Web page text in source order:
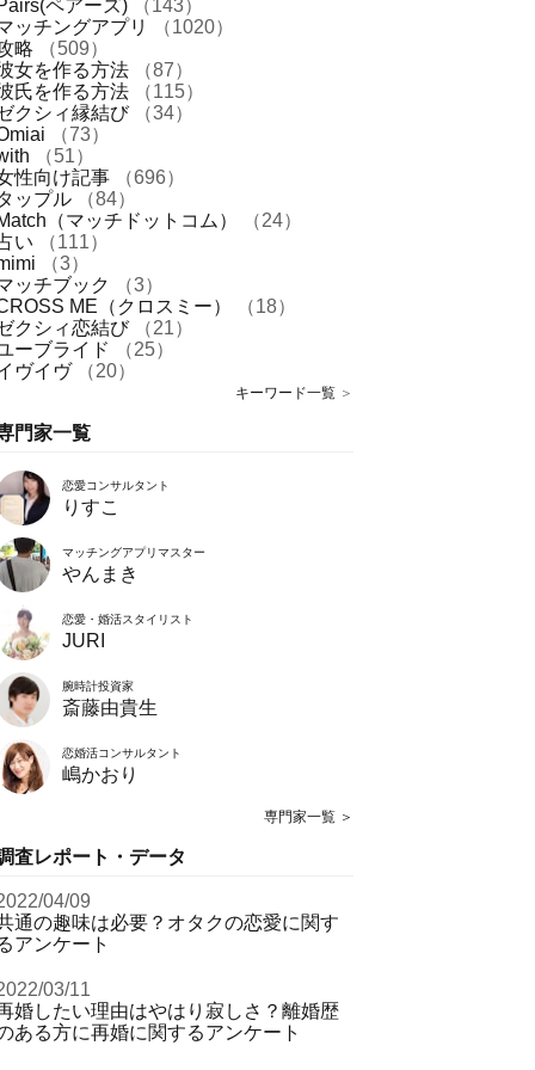
ペアーズ)
（143）
ッチングアプリ
（1020）
略
（509）
女を作る方法
（87）
氏を作る方法
（115）
クシィ縁結び
（34）
（73）
（51）
性向け記事
（696）
ップル
（84）
（マッチドットコム）
（24）
い
（111）
（3）
ッチブック
（3）
ME（クロスミー）
（18）
クシィ恋結び
（21）
ーブライド
（25）
ヴイヴ
（20）
キーワード一覧 ＞
門家一覧
恋愛コンサルタント
りすこ
マッチングアプリマスター
やんまき
恋愛・婚活スタイリスト
JURI
腕時計投資家
斎藤由貴生
恋婚活コンサルタント
嶋かおり
専門家一覧 ＞
査レポート・データ
04/09
通の趣味は必要？オタクの恋愛に関す
アンケート
03/11
婚したい理由はやはり寂しさ？離婚歴
ある方に再婚に関するアンケート